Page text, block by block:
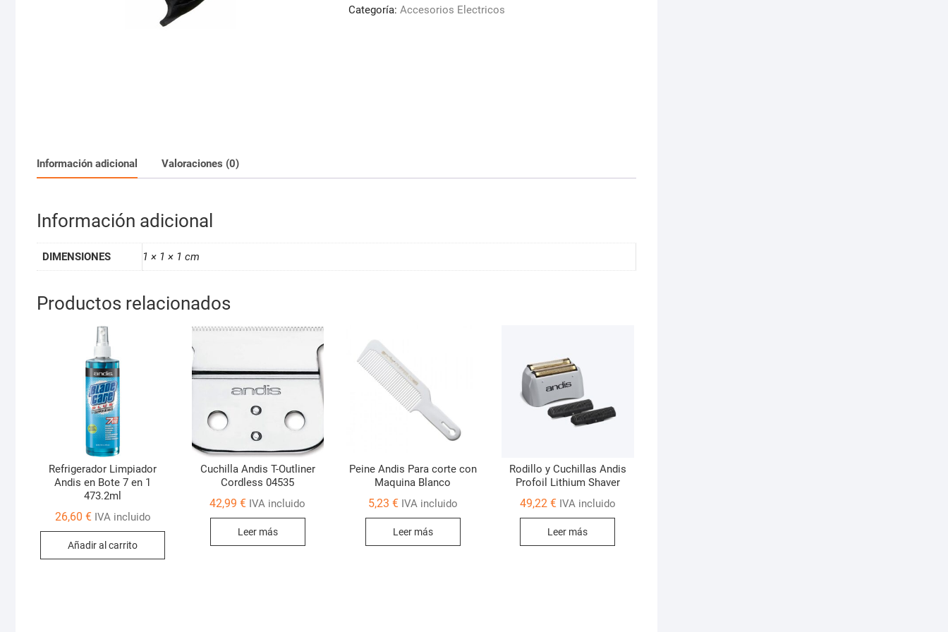
N6
Categoría: Accesorios Electricos
Información adicional Valoraciones (0)
Información adicional
DIMENSIONES 1 × 1 × 1 cm
Productos relacionados
Refrigerador Limpiador
Andis en Bote 7 en 1
473.2ml
26,60 € IVA incluido
Añadir al carrito
Cuchilla Andis T-Outliner
Cordless 04535
42,99€ IVA incluido
Leer más
Peine Andis Para corte con
Maquina Blanco
5,23 € IVA incluido
Leer más
Rodillo y Cuchillas Andis
Profoil Lithium Shaver
49,22 € IVA incluido
Leer más